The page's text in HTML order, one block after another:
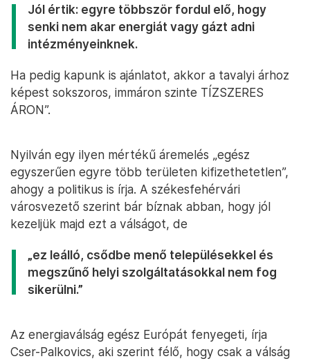
Jól értik: egyre többször fordul elő, hogy
senki nem akar energiát vagy gázt adni
intézményeinknek.
Ha pedig kapunk is ajánlatot, akkor a tavalyi árhoz
képest sokszoros, immáron szinte TÍZSZERES
ÁRON”.
Nyilván egy ilyen mértékű áremelés „egész
egyszerűen egyre több területen kifizethetetlen”,
ahogy a politikus is írja. A székesfehérvári
városvezető szerint bár bíznak abban, hogy jól
kezeljük majd ezt a válságot, de
„ez leálló, csődbe menő településekkel és
megszűnő helyi szolgáltatásokkal nem fog
sikerülni.”
Az energiaválság egész Európát fenyegeti, írja
Cser-Palkovics, aki szerint félő, hogy csak a válság